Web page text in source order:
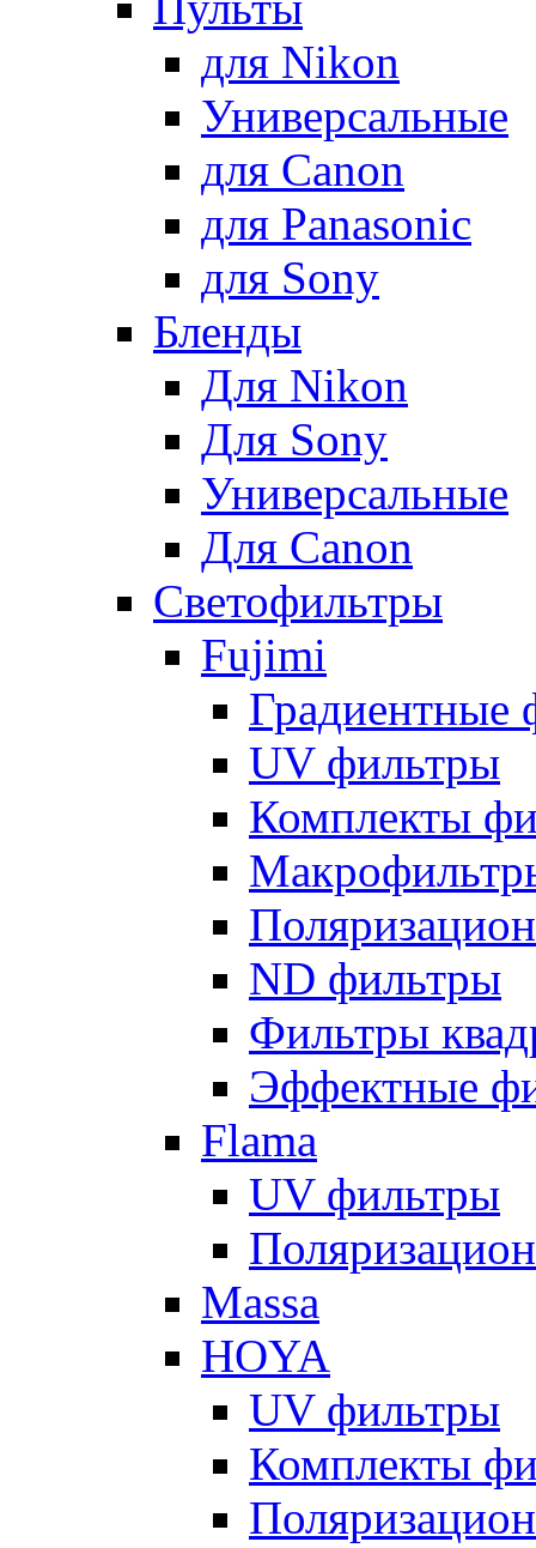
для Nikon
Универсальные
для Canon
для Panasonic
для Sony
Бленды
Для Nikon
Для Sony
Универсальные
Для Canon
Светофильтры
Fujimi
Градиентные
UV фильтры
Комплекты
ND фильтры
Фильтры
Эффектные
Flama
UV фильтры
Massa
HOYA
UV фильтры
Комплекты